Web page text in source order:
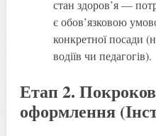
стан здоров’я —
є обов’язковою
конкретної посади
водіїв чи педагогів).
Етап 2.
оформлення